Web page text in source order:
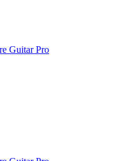
Guitar Pro